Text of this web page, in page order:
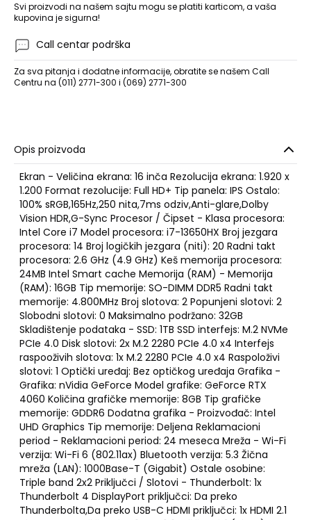
Svi proizvodi na našem sajtu mogu se platiti karticom, a vaša
kupovina je sigurna!
Call centar podrška
Za sva pitanja i dodatne informacije, obratite se našem Call
Centru na (011) 2771-300 i (069) 2771-300
Opis proizvoda
Ekran - Veličina ekrana: 16 inča Rezolucija ekrana: 1.920 x
1.200 Format rezolucije: Full HD+ Tip panela: IPS Ostalo:
100% sRGB,165Hz,250 nita,7ms odziv,Anti-glare,Dolby
Vision HDR,G-Sync Procesor / Čipset - Klasa procesora:
Intel Core i7 Model procesora: i7-13650HX Broj jezgara
procesora: 14 Broj logičkih jezgara (niti): 20 Radni takt
procesora: 2.6 GHz (4.9 GHz) Keš memorija procesora:
24MB Intel Smart cache Memorija (RAM) - Memorija
(RAM): 16GB Tip memorije: SO-DIMM DDR5 Radni takt
memorije: 4.800MHz Broj slotova: 2 Popunjeni slotovi: 2
Slobodni slotovi: 0 Maksimalno podržano: 32GB
Skladištenje podataka - SSD: 1TB SSD interfejs: M.2 NVMe
PCIe 4.0 Disk slotovi: 2x M.2 2280 PCIe 4.0 x4 Interfejs
raspooživih slotova: 1x M.2 2280 PCIe 4.0 x4 Raspoloživi
slotovi: 1 Optički uređaj: Bez optičkog uređaja Grafika -
Grafika: nVidia GeForce Model grafike: GeForce RTX
4060 Količina grafičke memorije: 8GB Tip grafičke
memorije: GDDR6 Dodatna grafika - Proizvođač: Intel
UHD Graphics Tip memorije: Deljena Reklamacioni
period - Reklamacioni period: 24 meseca Mreža - Wi-Fi
verzija: Wi-Fi 6 (802.11ax) Bluetooth verzija: 5.3 Žična
mreža (LAN): 1000Base-T (Gigabit) Ostale osobine:
Triple band 2x2 Priključci / Slotovi - Thunderbolt: 1x
Thunderbolt 4 DisplayPort priključci: Da preko
Thunderbolta,Da preko USB-C HDMI priključci: 1x HDMI 2.1